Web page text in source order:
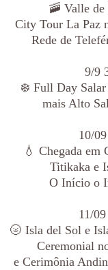
🚠 Valle de
City Tour La Paz
Rede de
9/9
❄️ Full Day
mais Alto
10/
💧 Chegada em
Titikaka e
O Início o
11/
🌝 Isla del Sol e
Ceremonial
e Cerimônia